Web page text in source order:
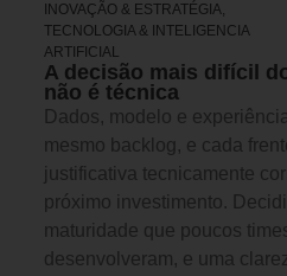
INOVAÇÃO & ESTRATÉGIA,
TECNOLOGIA & INTELIGENCIA
ARTIFICIAL
A decisão mais difícil
não é técnica
Dados, modelo e
mesmo backlog, e cada
justificativa tecnicamente
próximo investimento.
maturidade que poucos
desenvolveram, e uma